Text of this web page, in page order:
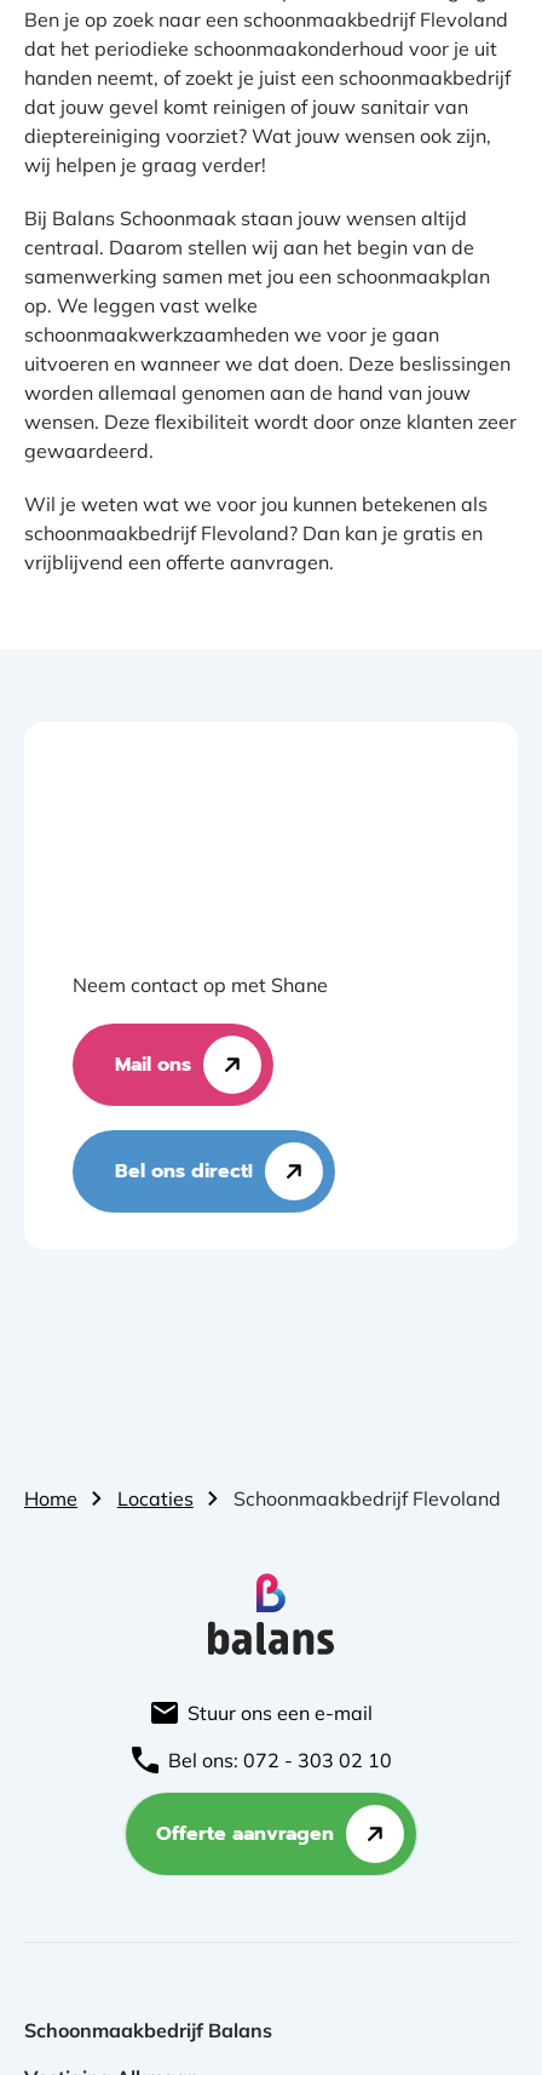
Ben je op zoek naar een schoonmaakbedrijf Flevoland
dat het periodieke schoonmaakonderhoud voor je uit
handen neemt, of zoekt je juist een schoonmaakbedrijf
dat jouw gevel komt reinigen of jouw sanitair van
dieptereiniging voorziet? Wat jouw wensen ook zijn,
wij helpen je graag verder!
Bij Balans Schoonmaak staan jouw wensen altijd
centraal. Daarom stellen wij aan het begin van de
samenwerking samen met jou een schoonmaakplan
op. We leggen vast welke
schoonmaakwerkzaamheden we voor je gaan
uitvoeren en wanneer we dat doen. Deze beslissingen
worden allemaal genomen aan de hand van jouw
wensen. Deze flexibiliteit wordt door onze klanten zeer
gewaardeerd.
Wil je weten wat we voor jou kunnen betekenen als
schoonmaakbedrijf Flevoland? Dan kan je gratis en
vrijblijvend een offerte aanvragen.
Neem contact op met Shane
Mail ons
Bel ons direct!
Home Locaties Schoonmaakbedrijf Flevoland
Stuur ons een e-mail
Bel ons: 072 - 303 02 10
Offerte aanvragen
Schoonmaakbedrijf Balans